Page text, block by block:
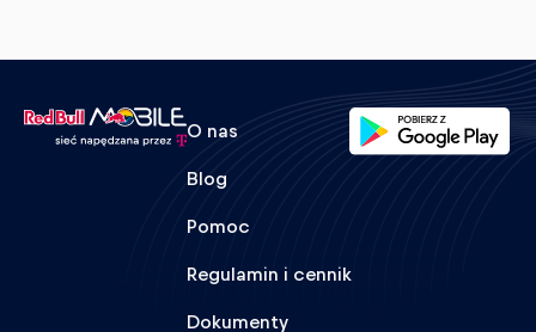
O nas
Blog
Pomoc
Regulamin i cennik
Dokumenty